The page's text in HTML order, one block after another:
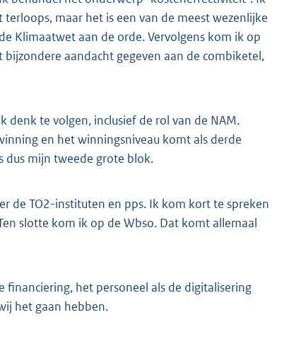
maar het is een van de meest wezenlijke
Klimaatwet aan de orde. Vervolgens kom ik op
aandacht gegeven aan de combiketel,
denk te volgen, inclusief de rol van de NAM.
en het winningsniveau komt als derde
dus mijn tweede grote blok.
de TO2-instituten en pps. Ik kom kort te spreken
slotte kom ik op de Wbso. Dat komt allemaal
financiering, het personeel als de digitalisering
het gaan hebben.